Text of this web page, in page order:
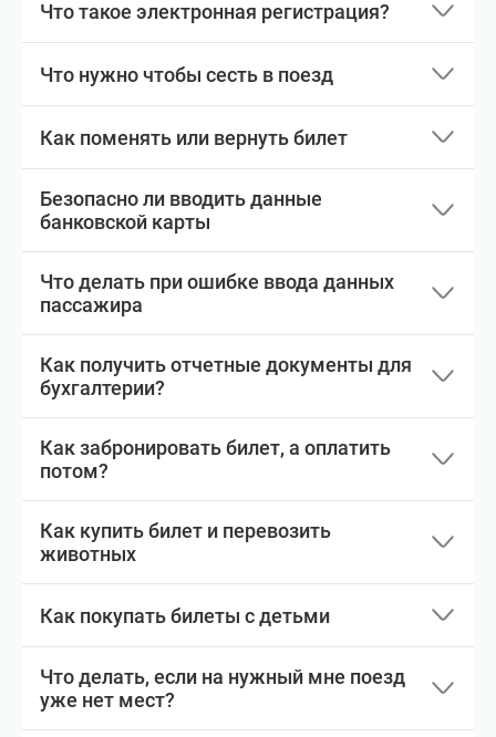
Что такое электронная регистрация?
Что нужно чтобы сесть в поезд
Как поменять или вернуть билет
Безопасно ли вводить данные
банковской карты
Что делать при ошибке ввода данных
пассажира
Как получить отчетные документы для
бухгалтерии?
Как забронировать билет, а оплатить
потом?
Как купить билет и перевозить
животных
Как покупать билеты с детьми
Что делать, если на нужный мне поезд
уже нет мест?